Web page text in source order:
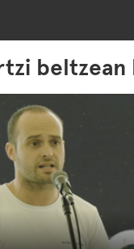
beltzean